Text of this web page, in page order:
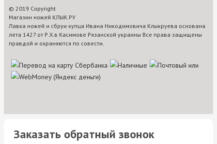
© 2019 Copyright
Магазин ножей КЛЫК.РУ
Лавка ножей и сбруи купца Ивана Никодимовича Клыкруева основана
лета 1427 от Р.Х.в Касимове Рязанской украины Все права защищены
правдой и охраняются по совести.
Заказать обратный звонок